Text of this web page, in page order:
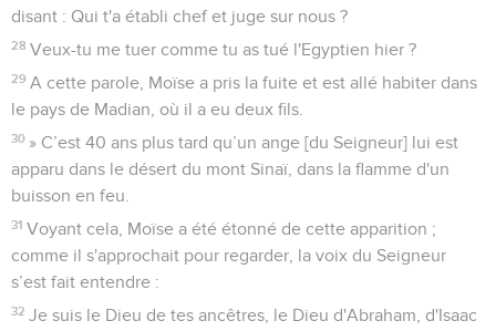
disant : Qui t'a établi chef et juge sur nous ?
28 Veux-tu me tuer comme tu as tué l'Egyptien hier ?
29 A cette parole, Moïse a pris la fuite et est allé habiter dans
le pays de Madian, où il a eu deux fils.
30 » C’est 40 ans plus tard qu’un ange [du Seigneur] lui est
apparu dans le désert du mont Sinaï, dans la flamme d'un
buisson en feu.
31 Voyant cela, Moïse a été étonné de cette apparition ;
comme il s'approchait pour regarder, la voix du Seigneur
s’est fait entendre :
32 Je suis le Dieu de tes ancêtres, le Dieu d'Abraham, d'Isaac